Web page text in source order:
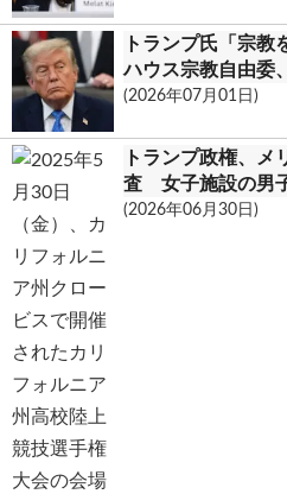
トランプ氏「宗
ハウス宗教自由委
(2026年07月01日)
トランプ政権、メ
査 女子施設の男
(2026年06月30日)